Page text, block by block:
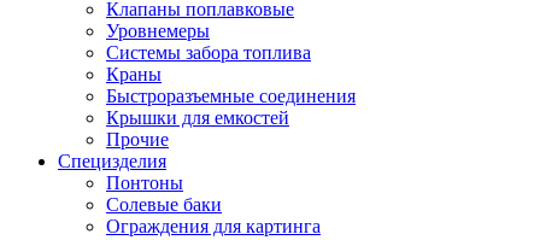
Клапаны поплавковые
Уровнемеры
Системы забора топлива
Краны
Быстроразъемные соединения
Крышки для емкостей
Прочие
Специзделия
Понтоны
Солевые баки
Ограждения для картинга